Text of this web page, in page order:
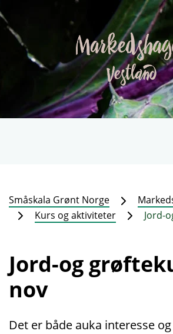
Småskala Grønt Norge
Kurs og aktiviteter
Jord-
Jord-og
nov
Det er både auka interesse